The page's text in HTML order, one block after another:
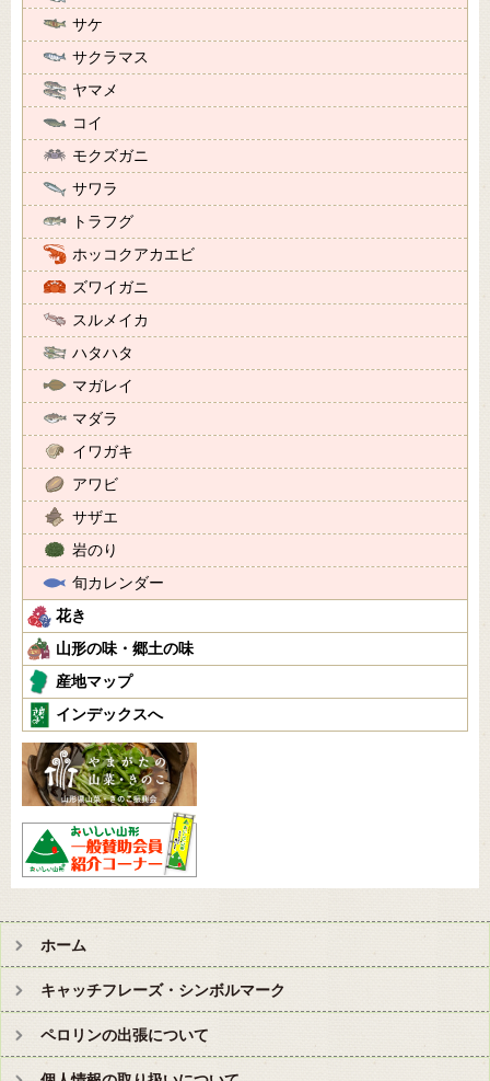
サケ
サクラマス
ヤマメ
コイ
モクズガニ
サワラ
トラフグ
ホッコクアカエビ
ズワイガニ
スルメイカ
ハタハタ
マガレイ
マダラ
イワガキ
アワビ
サザエ
岩のり
旬カレンダー
花き
山形の味・郷土の味
産地マップ
インデックスへ
ホーム
キャッチフレーズ・シンボルマーク
ペロリンの出張について